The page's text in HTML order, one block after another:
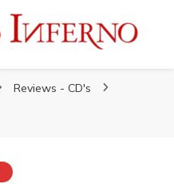
Reviews - CD's